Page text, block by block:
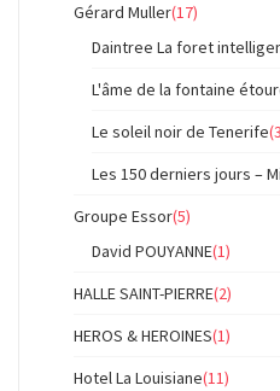
Gérard Muller(17)
Daintree La foret
L'âme de la fontaine
Le soleil noir de Tenerife
Les 150 derniers jours –
Groupe Essor(5)
David POUYANNE(1)
HALLE SAINT-PIERRE(2)
HEROS & HEROINES(1)
Hotel La Louisiane(11)